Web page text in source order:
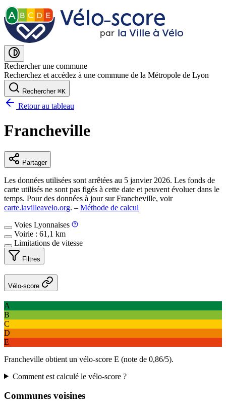
E
D
C
B
A
la Ville à Vélo
par
Vélo˗score
Rechercher une commune
Recherchez et accédez à une commune de la Métropole de Lyon
Rechercher ⌘K
Retour au tableau
Francheville
Partager
Les données utilisées sont arrêtées au 5 janvier 2026. Les fonds de
carte utilisés ne sont pas figés à cette date et peuvent évoluer dans le
temps. Pour des données à jour sur Francheville, voir
carte.lavilleavelo.org. – Méthode de calcul
Voies Lyonnaises
Voirie : 61,1 km
Limitations de vitesse
Filtres
Vélo-score
A
B
C
D
E
Francheville obtient un vélo-score E (note de 0,86/5).
Comment est calculé le vélo-score ?
Communes voisines